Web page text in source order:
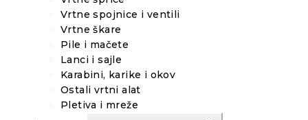
Vrtne spojnice i ventili
Vrtne škare
Pile i mačete
Lanci i sajle
Karabini, karike i okov
Ostali vrtni alat
Pletiva i mreže